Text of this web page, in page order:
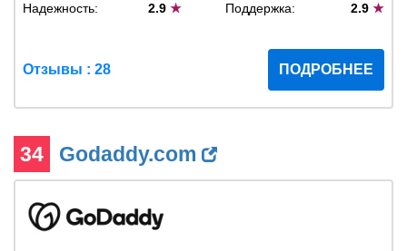
Надежность:
2.9★ Поддержка: 2.9 ★
Отзывы : 28 ПОДРОБНЕЕ
34 Godaddy.com